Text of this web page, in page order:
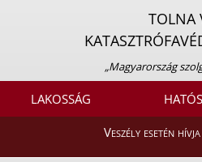
TOLNA
„Magyarország
LAKOSSÁG
Veszély esetén